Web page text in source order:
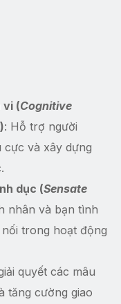
vi (Cognitive
): Hỗ trợ người
cực và xây dựng
dục (Sensate
nhân và bạn tình
trong hoạt động
quyết các mâu
tăng cường giao